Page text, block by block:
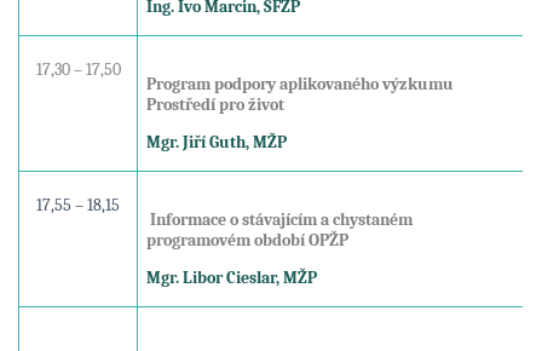
Ing. Ivo Marcin, SFŽP
17,30 – 17,50
Program podpory aplikovaného výzkumu
Prostředí pro život
Mgr. Jiří Guth, MŽP
17,55 – 18,15
Informace o stávajícím a chystaném
programovém období OPŽP
Mgr. Libor Cieslar, MŽP